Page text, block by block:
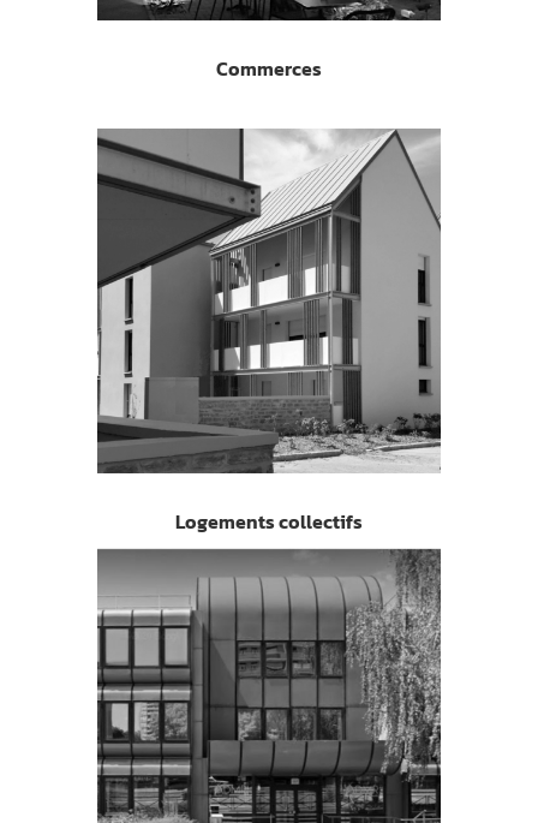
Commerces
Logements collectifs